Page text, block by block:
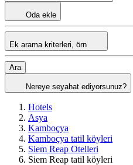
Oda ekle
Ek arama kriterleri, örn
Ara
Nereye seyahat ediyorsunuz?
Hotels
Asya
Kamboçya
Kamboçya tatil köyleri
Siem Reap Otelleri
Siem Reap tatil köyleri